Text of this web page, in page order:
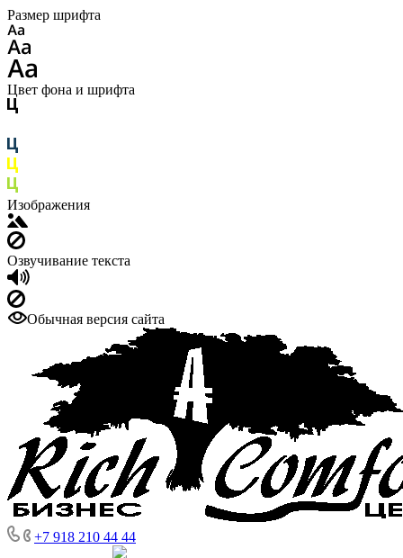
Размер шрифта
Цвет фона и шрифта
Изображения
Озвучивание текста
Обычная версия сайта
+7 918 210 44 44